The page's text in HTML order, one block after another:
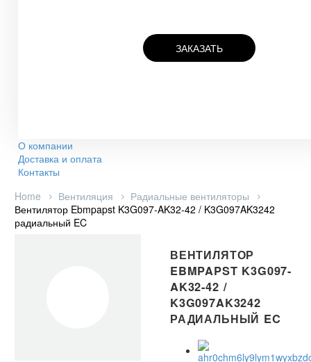
ЗАКАЗАТЬ
О компании
Доставка и оплата
Контакты
Home
Вентиляция
Радиальные вентиляторы
Вентилятор Ebmpapst K3G097-AK32-42 / K3G097AK3242
радиальный EC
ВЕНТИЛЯТОР
EBMPAPST K3G097-
AK32-42 /
K3G097AK3242
РАДИАЛЬНЫЙ EC